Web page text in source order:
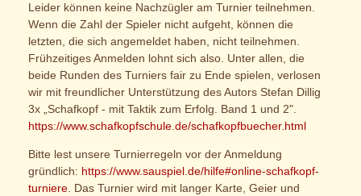
Leider können keine Nachzügler am Turnier teilnehmen.
Wenn die Zahl der Spieler nicht aufgeht, können die
letzten, die sich angemeldet haben, nicht teilnehmen.
Frühzeitiges Anmelden lohnt sich also. Unter allen, die
beide Runden des Turniers fair zu Ende spielen, verlosen
wir mit freundlicher Unterstützung des Autors Stefan Dillig
3x „Schafkopf - mit Taktik zum Erfolg. Band 1 und 2".
https://www.schafkopfschule.de/schafkopfbuecher.html
Bitte lest unsere Turnierregeln vor der Anmeldung
gründlich: https://www.sauspiel.de/hilfe#online-schafkopf-
turniere . Das Turnier wird mit langer Karte, Geier und